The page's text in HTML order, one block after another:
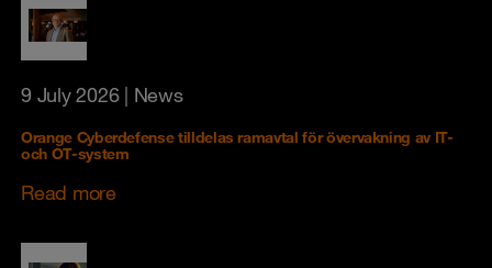
9 July 2026| News
Orange Cyberdefense tilldelas ramavtal för övervakning av IT-
och OT-system
Read more